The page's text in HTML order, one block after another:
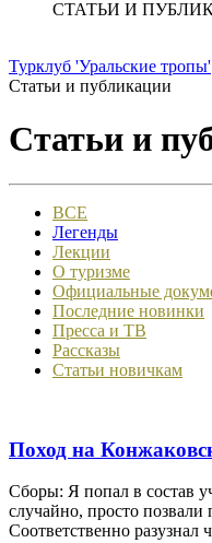
СТАТЬИ И
Турклуб 'Уральские тропы'
Статьи и публикации
Статьи и
ВСЕ
Легенды
Лекции
О туризме
Официальные
Последние новинки
Пресса и ТВ
Рассказы
Статьи новичкам
Поход на
Сборы: Я попал в состав
случайно, просто позвали
Соответственно разузнал